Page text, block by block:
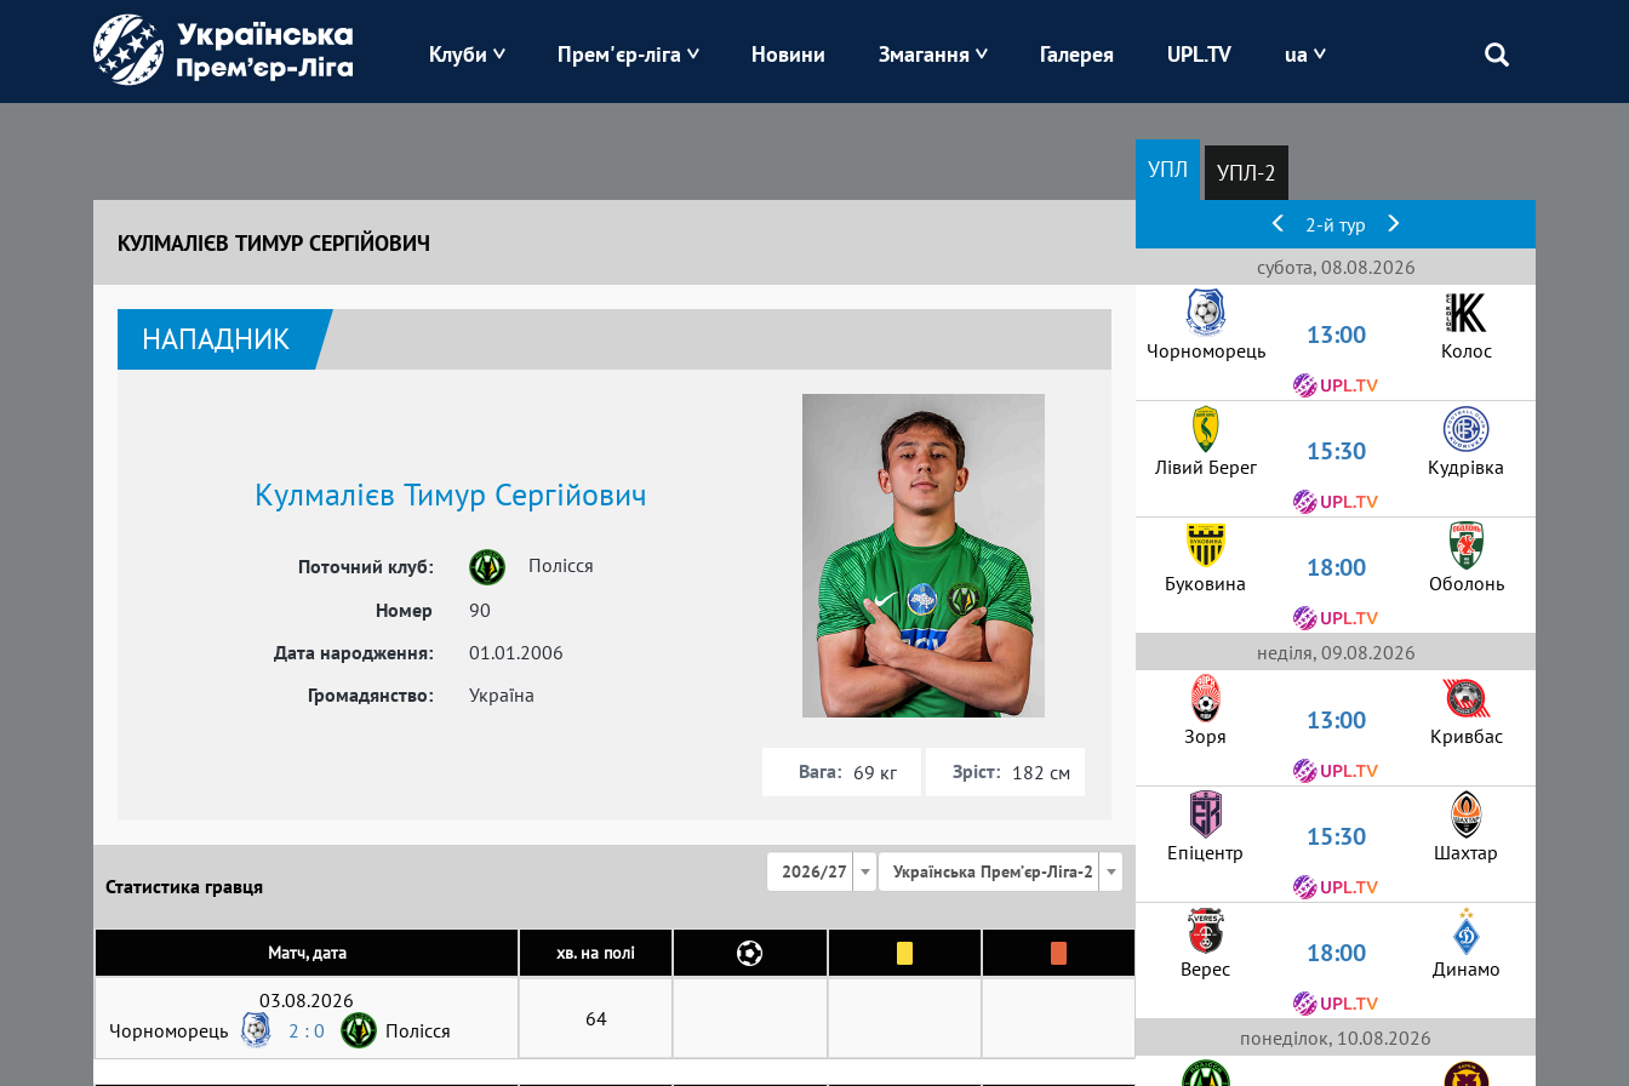
Клуби
Зоря Карпати Колос Кривбас
Оболонь
Полісся
Прем'єр-ліга Новини Змагання Галерея UPL.TV ua
КУЛМАЛІЄВ ТИМУР СЕРГІЙОВИЧ
НАПАДНИК
Кулмалієв Тимур Сергійович
Поточний клуб:
Полісся
Номер
90
Дата народження:
01.01.2006
Громадянство:
Україна
Вага: 69 кг Зріст: 182 см
Статистика гравця
2026/27 Українська Премʼєр-Ліга-2
Матч, дата хв. на полі
03.08.2026
Чорноморець
2 : 0 Полісся 64
УПЛ УПЛ-2
2-й тур
субота, 08.08.2026
Чорноморець 13:00 Колос
Лівий Берег 15:30 Кудрівка
Буковина 18:00 Оболонь
неділя, 09.08.2026
Зоря 13:00 Кривбас
Епіцентр 15:30 Шахтар
Верес 18:00 Динамо
понеділок, 10.08.2026